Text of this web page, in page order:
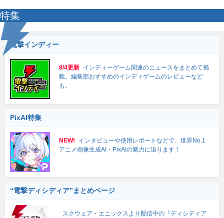
特集
電撃インディー
8/4更新 インディーゲーム関連のニュースをまとめて掲
載。編集部おすすめのインディゲームのレビューなど
も。
PixAI特集
NEW!
インタビューや使用レポートなどで、世界No.1
アニメ画像生成AI・PixAIの魅力に迫ります！
“電撃ディシディア”まとめページ
スクウェア・エニックスより配信中の『ディシディア